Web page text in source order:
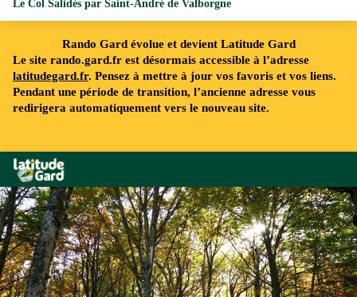
Rando Gard évolue et devient Latitude Gard
Le site rando.gard.fr est désormais accessible à l’adresse
latitudegard.fr. Pensez à mettre à jour vos favoris et vos liens.
Pendant une période de transition, l’ancienne adresse vous
redirigera automatiquement vers le nouveau site.
Rando Gard
Le Col Salidès par Saint-André de Valborgne